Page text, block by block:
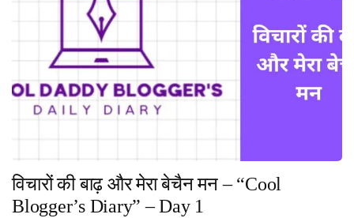
विचारों की बाढ़ और मेरा बेचैन मन – “Cool
Blogger’s Diary” – Day 1